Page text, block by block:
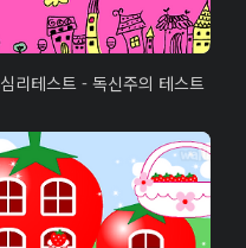
심리테스트 - 독신주의 테스트